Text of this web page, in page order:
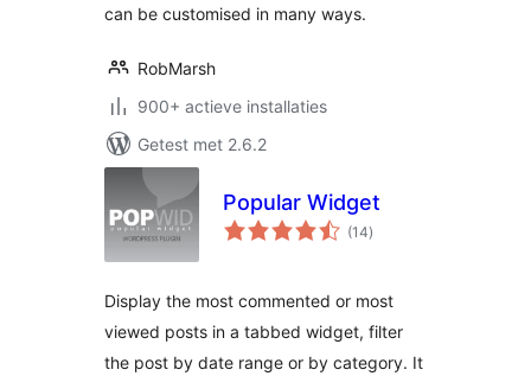
can be customised in many ways.
RobMarsh
900+ actieve installaties
Getest met 2.6.2
Popular Widget
(14totaal
waarderingen
)
Display the most commented or most
viewed posts in a tabbed widget, filter
the post by date range or by category. It